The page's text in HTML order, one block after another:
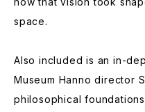
space.
Also included is an in-
Museum Hanno director
philosophical